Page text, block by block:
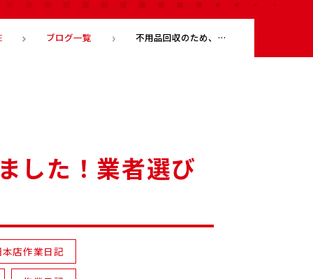
ブログ一覧 不用品回収のため、小倉南区上貫へ出かけて来ました！業者選びはお任せ
した！業者選び
店作業日記